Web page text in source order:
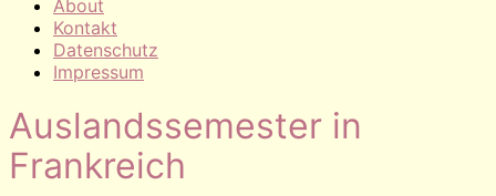
About
Kontakt
Datenschutz
Impressum
Auslandssemester in
Frankreich